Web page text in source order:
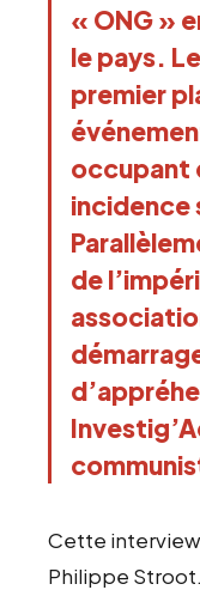
« ONG »
le pays.
premier
occupant
incidence
de
Cette interview
Philippe Stroot.